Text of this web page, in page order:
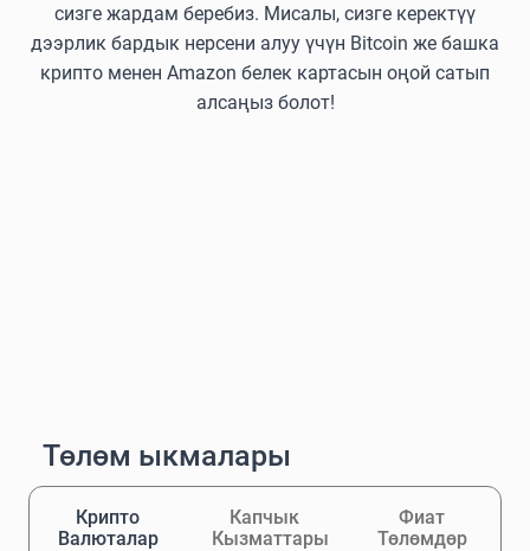
сизге жардам беребиз. Мисалы, сизге керектүү
дээрлик бардык нерсени алуу үчүн Bitcoin же башка
крипто менен Amazon белек картасын оңой сатып
алсаңыз болот!
Төлөм ыкмалары
Крипто
Валюталар
Капчык
Кызматтары
Фиат
Төлөмдөр